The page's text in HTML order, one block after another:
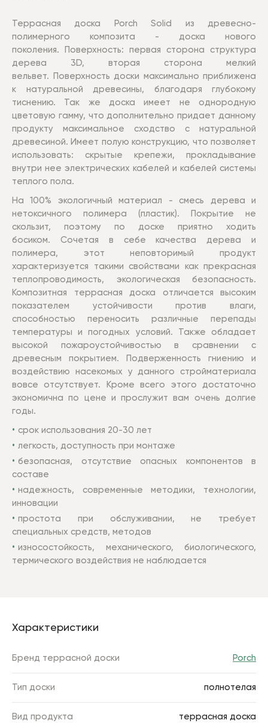
Террасная доска Porch Solid из древесно-
полимерного композита - доска нового
поколения.
Поверхность: первая сторона структура
дерева 3D, вторая сторона мелкий
вельвет.
Поверхность доски максимально приближена
к натуральной древесины, благодаря глубокому
тиснению. Так же доска имеет не однородную
цветовую гамму, что дополнительно придает данному
продукту максимальное сходство с натуральной
древесиной. Имеет полую конструкцию, что позволяет
использовать: скрытые крепежи, прокладывание
внутри нее электрических кабелей и кабелей системы
теплого пола.
На 100% экологичный материал - смесь дерева и
нетоксичного полимера (пластик). Покрытие не
скользит, поэтому по доске приятно ходить
босиком. Сочетая в себе качества дерева и
полимера, этот неповторимый продукт
характеризуется такими свойствами как прекрасная
теплопроводимость, экологическая безопасность.
Композитная террасная доска отличается высоким
показателем устойчивости против влаги,
способностью переносить различные перепады
температуры и погодных условий. Также обладает
высокой пожароустойчивостью в сравнении с
древесным покрытием. Подверженность гниению и
воздействию насекомых у данного стройматериала
вовсе отсутствует. Кроме всего этого достаточно
экономична по цене и прослужит вам очень долгие
годы.
срок использования 20-30 лет
легкость, доступность при монтаже
безопасная, отсутствие опасных компонентов в
составе
надежность, современные методики, технологии,
инновации
простота при обслуживании, не требует
специальных средств, методов
износостойкость, механического, биологического,
термического воздействия не наблюдается
Характеристики
Бренд террасной доски Porch
Тип доски полнотелая
Вид продукта террасная доска